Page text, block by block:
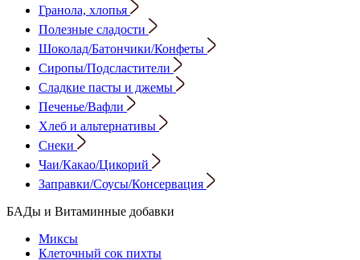
Гранола, хлопья
Полезные сладости
Шоколад/Батончики/Конфеты
Сиропы/Подсластители
Сладкие пасты и джемы
Печенье/Вафли
Хлеб и альтернативы
Снеки
Чаи/Какао/Цикорий
Заправки/Соусы/Консервация
БАДы и Витаминные добавки
Миксы
Клеточный сок пихты